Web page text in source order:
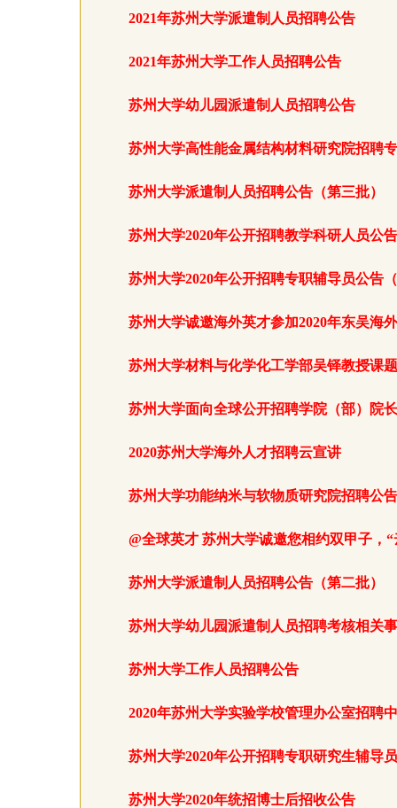
2021年苏州大学派遣制人员招聘公告
2021年苏州大学工作人员招聘公告
苏州大学幼儿园派遣制人员招聘公告
苏州大学高性能金属结构材料研究院招聘
苏州大学派遣制人员招聘公告（第三批）
苏州大学2020年公开招聘教学科研人员公告
苏州大学2020年公开招聘专职辅导员公告
苏州大学诚邀海外英才参加2020年东吴海
苏州大学材料与化学化工学部吴铎教授课
苏州大学面向全球公开招聘学院（部）院
2020苏州大学海外人才招聘云宣讲
苏州大学功能纳米与软物质研究院招聘公告
@全球英才 苏州大学诚邀您相约双甲子，“
苏州大学派遣制人员招聘公告（第二批）
苏州大学幼儿园派遣制人员招聘考核相关
苏州大学工作人员招聘公告
2020年苏州大学实验学校管理办公室招聘
苏州大学2020年公开招聘专职研究生辅导
苏州大学2020年统招博士后招收公告